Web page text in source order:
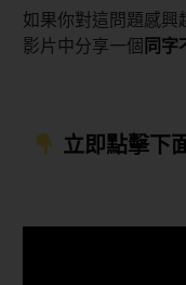
如果你對這問題感興
影片中分享一個 同字
立即點擊下